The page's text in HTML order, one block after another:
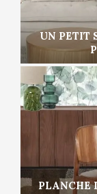
UN PETIT
PLANCHE